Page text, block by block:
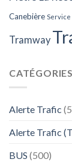
Canebière
Tramway
CATÉGORIES
Alerte Trafic
Alerte Trafic
BUS (500)